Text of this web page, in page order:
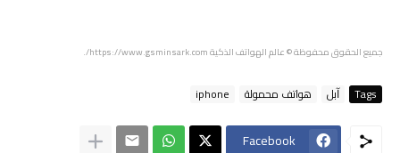
جميع الحقوق محفوظة © عالم الهواتف الذكية https://www.gsminsark.com/.
Tags ﺁﺑﻞ هواتف محمولة iphone
Facebook